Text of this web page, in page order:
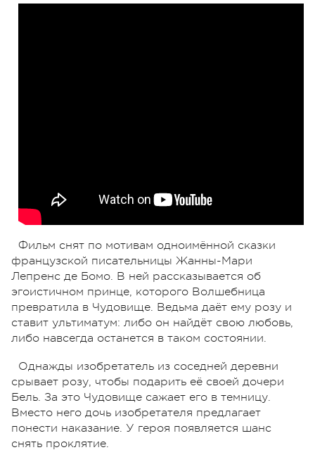
Фильм снят по мотивам одноимённой сказки
французской писательницы Жанны-Мари
Лепренс де Бомо. В ней рассказывается об
эгоистичном принце, которого Волшебница
превратила в Чудовище. Ведьма даёт ему розу и
ставит ультиматум: либо он найдёт свою любовь,
либо навсегда останется в таком состоянии.
Однажды изобретатель из соседней деревни
срывает розу, чтобы подарить её своей дочери
Бель. За это Чудовище сажает его в темницу.
Вместо него дочь изобретателя предлагает
понести наказание. У героя появляется шанс
снять проклятие.